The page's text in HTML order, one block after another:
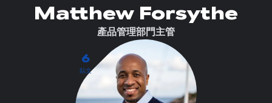
6
貼文
Matthew Forsythe
產品管理部門主管